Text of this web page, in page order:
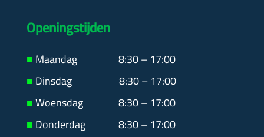
Openingstijden
■ Maandag 8:30 – 17:00
■ Dinsdag 8:30 – 17:00
■Woensdag 8:30 – 17:00
■ Donderdag 8:30 – 17:00